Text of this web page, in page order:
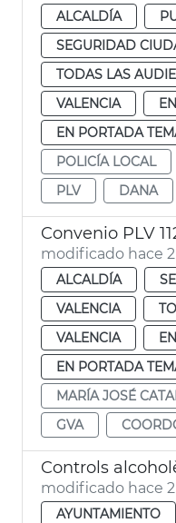
ALCALDÍA
SEGURIDAD
TODAS LAS
VALENCIA
EN PORTADA
POLICÍA LOCAL
PLV
DANA
Convenio PLV
modificado hace
ALCALDÍA
VALENCIA
VALENCIA
EN PORTADA
MARÍA JOSÉ
GVA
Controls
modificado hace
AYUNTAMIENTO